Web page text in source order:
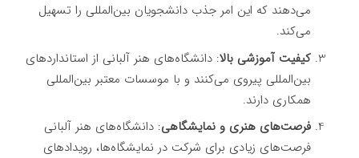
می‌دهند که این امر جذب دانشجویان بین‌المللی را تسهیل
می‌کند.
کیفیت آموزشی بالا: دانشگاه‌های هنر آلبانی از استانداردهای
بین‌المللی پیروی می‌کنند و با موسسات معتبر بین‌المللی
همکاری دارند.
فرصت‌های هنری و نمایشگاهی: دانشگاه‌های هنر آلبانی
فرصت‌های زیادی برای شرکت در نمایشگاه‌ها، رویدادهای